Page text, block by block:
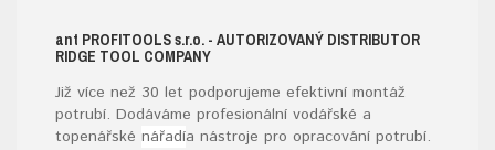
ant PROFITOOLSs.r.o. - AUTORIZOVANÝ DISTRIBUTOR
RIDGE TOOL COMPANY
Již více než 30 let podporujeme efektivní montáž
potrubí. Dodáváme profesionální vodářské a
topenářské nářadía nástroje pro opracování potrubí.